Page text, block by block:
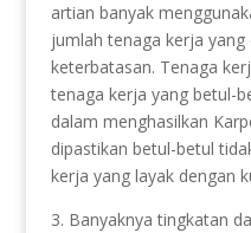
artian banyak
jumlah tenaga kerja
keterbatasan. Tenaga
tenaga kerja yang betul-
dalam menghasilkan
dipastikan betul-betul
kerja yang layak dengan
3. Banyaknya tingkatan